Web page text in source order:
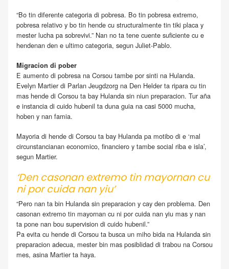
“Bo tin diferente categoria di pobresa. Bo tin pobresa extremo,
pobresa relativo y bo tin hende cu structuralmente tin tiki placa y
mester lucha pa sobrevivi.” Nan no ta tene cuente suficiente cu e
hendenan den e ultimo categoria, segun Juliet-Pablo.
Migracion di pober
E aumento di pobresa na Corsou tambe por sinti na Hulanda.
Evelyn Martier di Parlan Jeugdzorg na Den Helder ta ripara cu tin
mas hende di Corsou ta bay Hulanda sin niun preparacion. Tur aña
e instancia di cuido hubenil ta duna guia na casi 5000 mucha,
hoben y nan famia.
Mayoria di hende di Corsou ta bay Hulanda pa motibo di e ‘mal
circunstancianan economico, financiero y tambe social riba e isla’,
segun Martier.
‘Den casonan extremo tin mayornan cu
ni por cuida nan yiu’
“Pero nan ta bin Hulanda sin preparacion y cay den problema. Den
casonan extremo tin mayornan cu ni por cuida nan yiu mas y nan
ta pone nan bou supervision di cuido hubenil.”
Pa evita cu hende di Corsou ta busca un miho bida na Hulanda sin
preparacion adecua, mester bin mas posiblidad di trabou na Corsou
mes, asina Martier ta haya.